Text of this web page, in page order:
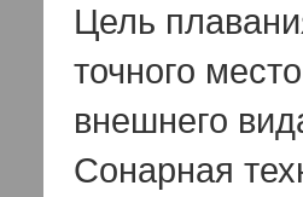
Цель
точного
внешнего
Сонарная